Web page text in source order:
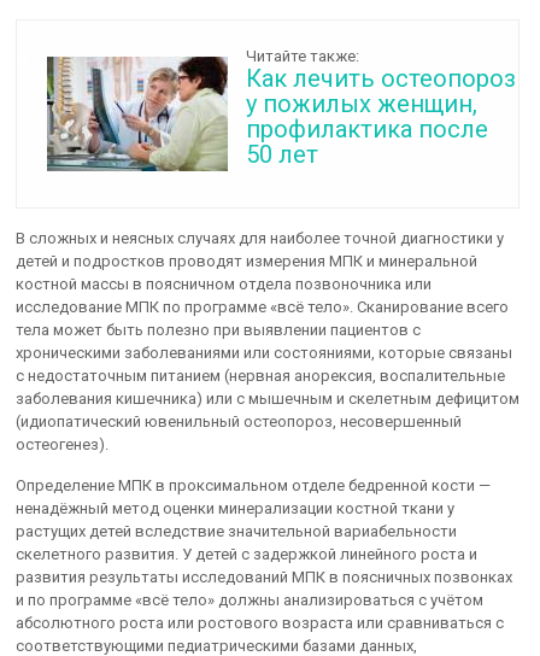
Читайте также:
Как лечить остеопороз
у пожилых женщин,
профилактика после
50 лет
В сложных и неясных случаях для наиболее точной диагностики у
детей и подростков проводят измерения МПК и минеральной
костной массы в поясничном отдела позвоночника или
исследование МПК по программе «всё тело». Сканирование всего
тела может быть полезно при выявлении пациентов с
хроническими заболеваниями или состояниями, которые связаны
с недостаточным питанием (нервная анорексия, воспалительные
заболевания кишечника) или с мышечным и скелетным дефицитом
(идиопатический ювенильный остеопороз, несовершенный
остеогенез).
Определение МПК в проксимальном отделе бедренной кости —
ненадёжный метод оценки минерализации костной ткани у
растущих детей вследствие значительной вариабельности
скелетного развития. У детей с задержкой линейного роста и
развития результаты исследований МПК в поясничных позвонках
и по программе «всё тело» должны анализироваться с учётом
абсолютного роста или ростового возраста или сравниваться с
соответствующими педиатрическими базами данных,